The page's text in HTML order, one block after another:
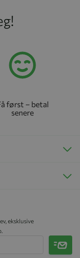
først – betal
senere
eksklusive